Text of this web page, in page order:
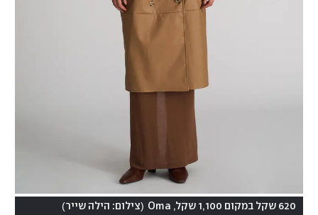
620 שקל במקום 1,100 שקל, Oma (צילום: הילה שייר)